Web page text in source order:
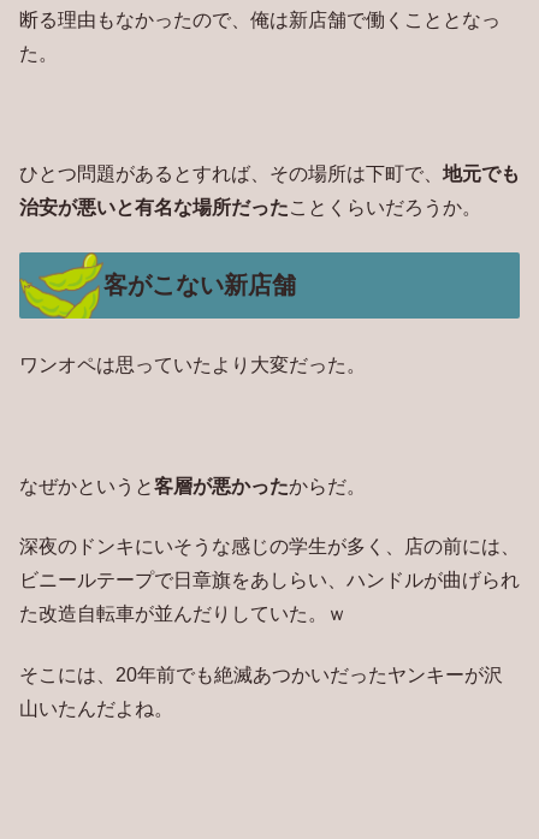
断る理由もなかったので、俺は新店舗で働くこととなっ
た。
ひとつ問題があるとすれば、その場所は下町で、 地元でも
治安が悪いと有名な場所だったことくらいだろうか。
客がこない新店舗
ワンオペは思っていたより大変だった。
なぜかというと客層が悪かったからだ。
深夜のドンキにいそうな感じの学生が多く、店の前には、
ビニールテープで日章旗をあしらい、ハンドルが曲げられ
た改造自転車が並んだりしていた。ｗ
そこには、20年前でも絶滅あつかいだったヤンキーが沢
山いたんだよね。